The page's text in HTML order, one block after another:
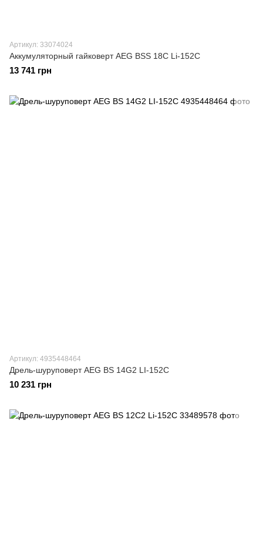
Артикул: 33074024
Аккумуляторный гайковерт AEG BSS 18C Li-152C
13 741 грн
Артикул: 4935448464
Дрель-шуруповерт AEG BS 14G2 LI-152C
10 231 грн